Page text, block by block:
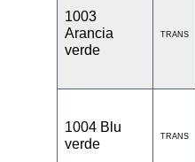
1003
Arancia
verde
TRANS
1004 Blu
verde
TRANS